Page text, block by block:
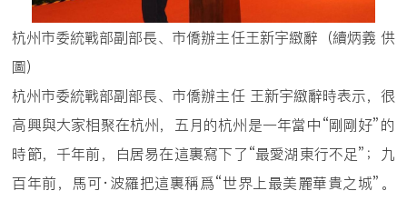
杭州市委統戰部副部長、市僑辦主任王新宇緻辭（續炳義 供
圖）
杭州市委統戰部副部長、市僑辦主任 王新宇緻辭時表示，很
高興與大家相聚在杭州，五月的杭州是一年當中“剛剛好”的
時節，千年前，白居易在這裏寫下了“最愛湖東行不足”；九
百年前，馬可·波羅把這裏稱爲“世界上最美麗華貴之城”。